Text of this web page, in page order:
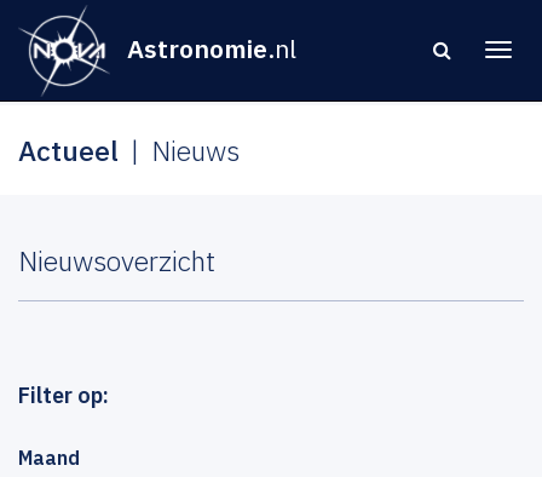
Astronomie.nl
Actueel Nieuws
Nieuwsoverzicht
Filter op:
Maand